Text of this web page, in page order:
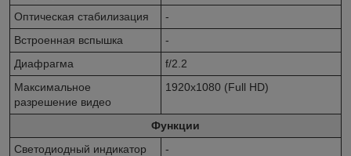
Оптическая стабилизация
-
Встроенная вспышка
-
Диафрагма
f/2.2
Максимальное
разрешение видео
1920x1080 (Full HD)
Функции
Светодиодный индикатор
-